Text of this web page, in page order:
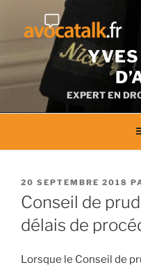
contenu
EXPERT EN
PUBLIÉ
LE
20 SEPTEMBRE 2018
Conseil de
délais de
Lorsque le Conseil de